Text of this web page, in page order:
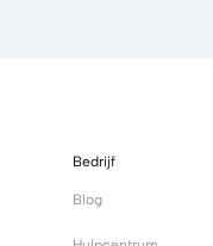
Bedrijf
Blog